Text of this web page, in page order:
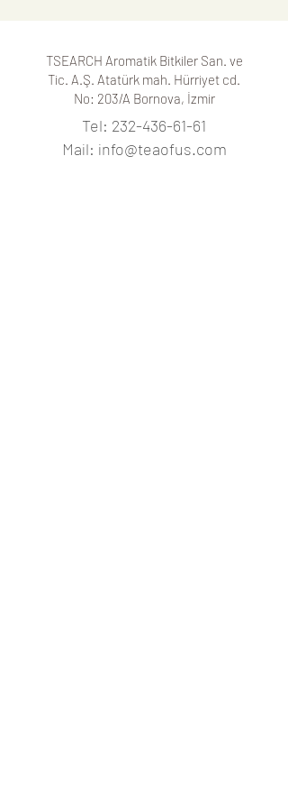
TSEARCH Aromatik Bitkiler San. ve
Tic. A.Ş. Atatürk mah. Hürriyet cd.
No: 203/A Bornova, İzmir
Tel: 232-436-61-61
Mail: info@teaofus.com